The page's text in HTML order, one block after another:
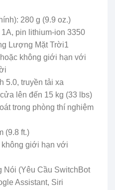
280 g (9.9 oz.)
pin lithium-ion 3350
Lượng Mặt Trời1
không giới hạn với
5.0, truyền tải xa
lên đến 15 kg (33 lbs)
trong phòng thí nghiệm
(9.8 ft.)
giới hạn với
Nói (Yêu Cầu SwitchBot
Assistant, Siri